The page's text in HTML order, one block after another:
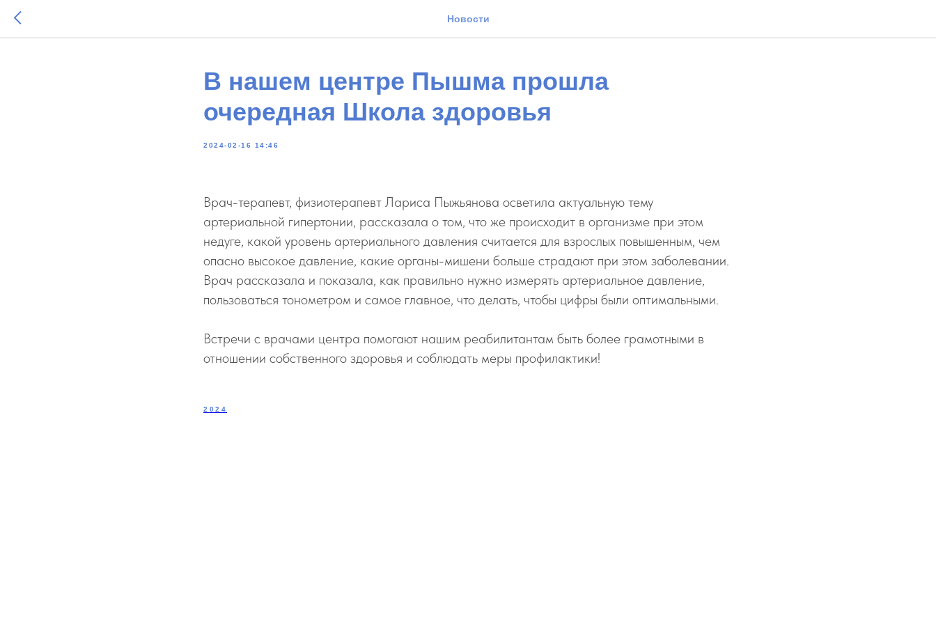
Новости
В нашем центре Пышма прошла
очередная Школа здоровья
2024-02-16 14:46
Врач-терапевт, физиотерапевт Лариса Пыжьянова осветила актуальную тему
артериальной гипертонии, рассказала о том, что же происходит в организме при этом
недуге, какой уровень артериального давления считается для взрослых повышенным, чем
опасно высокое давление, какие органы-мишени больше страдают при этом заболевании.
Врач рассказала и показала, как правильно нужно измерять артериальное давление,
пользоваться тонометром и самое главное, что делать, чтобы цифры были оптимальными.
Встречи с врачами центра помогают нашим реабилитантам быть более грамотными в
отношении собственного здоровья и соблюдать меры профилактики!
2024